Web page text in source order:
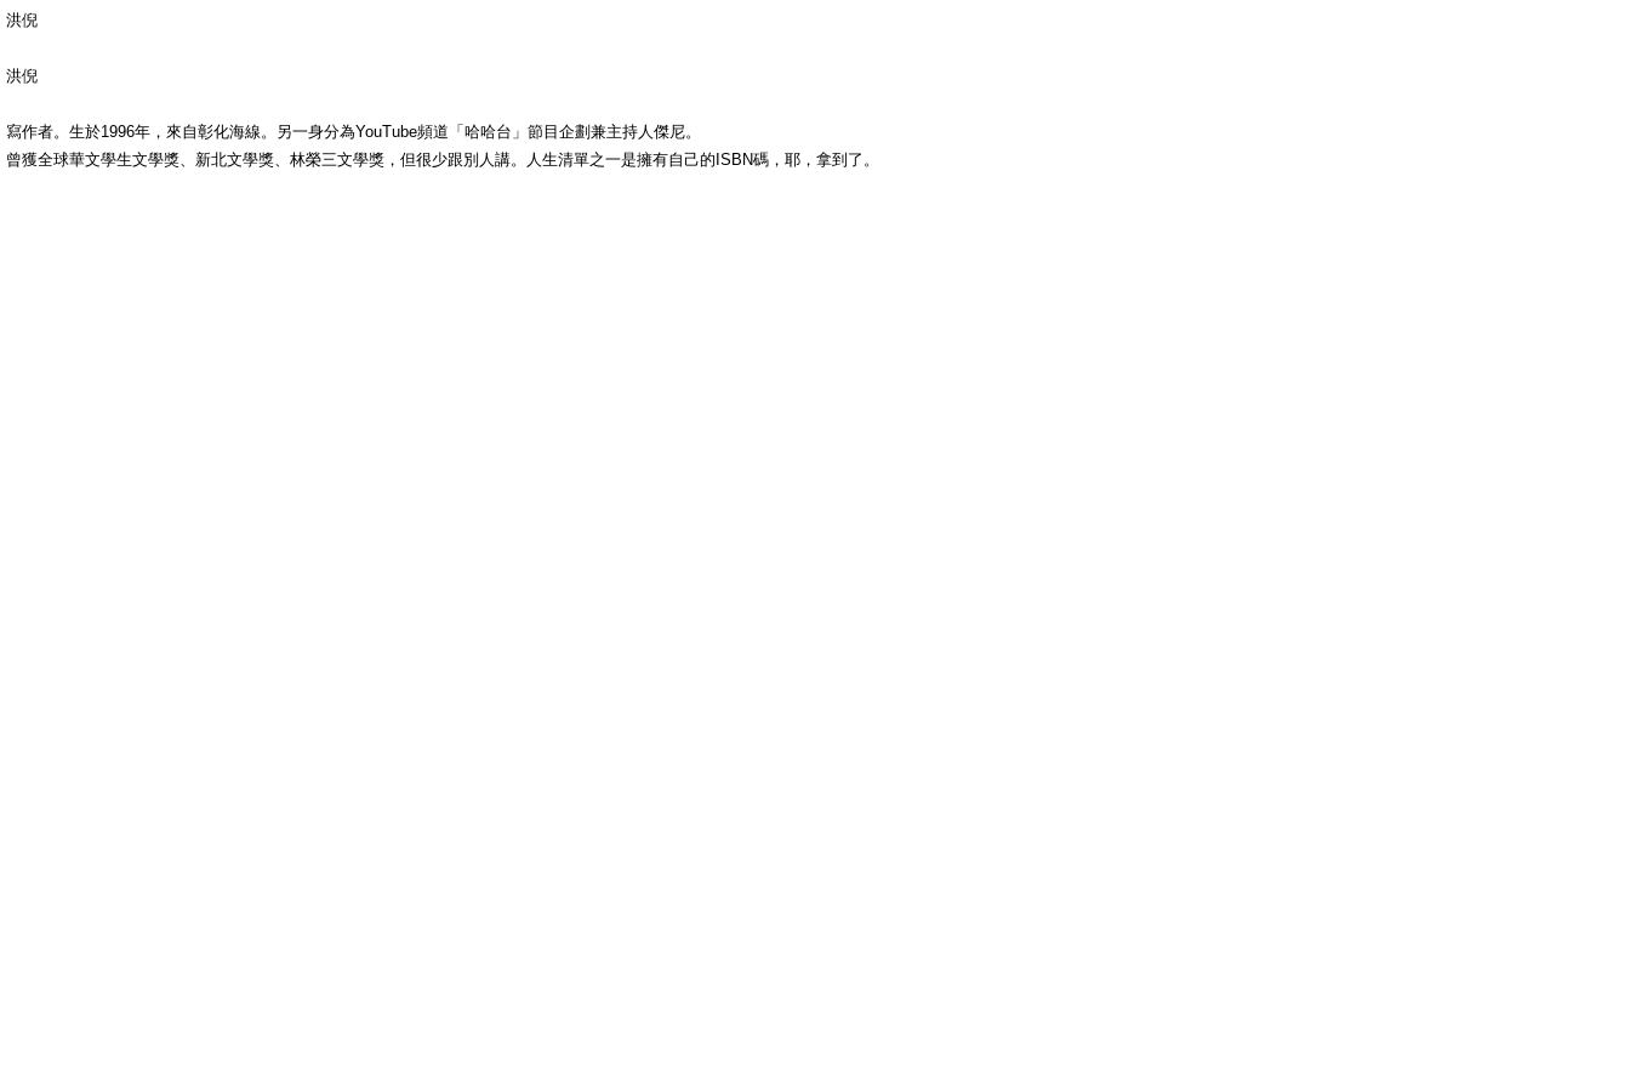
洪倪
洪倪
寫作者。生於1996年，來自彰化海線。另一身分為YouTube頻道「哈哈台」節目企劃兼主持人傑尼。
曾獲全球華文學生文學獎、新北文學獎、林榮三文學獎，但很少跟別人講。人生清單之一是擁有自己的ISBN碼，耶，拿到了。